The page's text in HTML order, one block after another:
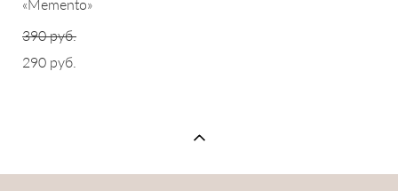
«Memento»
390 pуб.
290 pуб.